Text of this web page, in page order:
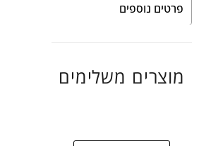
פרטים נוספים
מוצרים משלימים